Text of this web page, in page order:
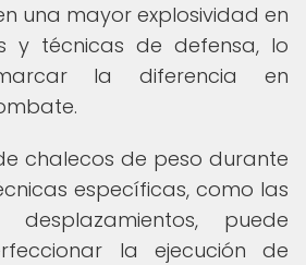
una mayor explosividad en
y técnicas de defensa, lo
la diferencia en
chalecos de peso durante
específicas, como las
puede
la ejecución de